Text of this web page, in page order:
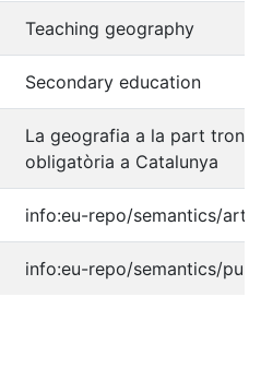
Teaching geography
Secondary education
La geografia a la part
obligatòria a Catalunya
info:eu-repo/semantics/
info:eu-repo/semantics/